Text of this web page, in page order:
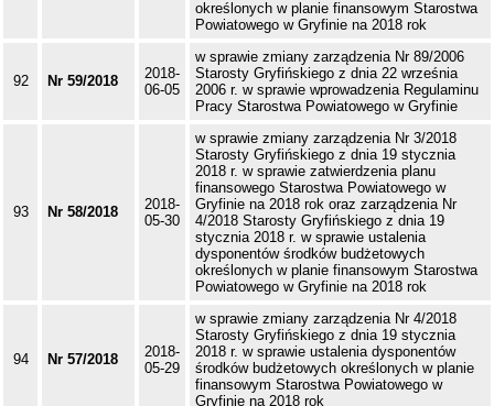
określonych w planie finansowym Starostwa
Powiatowego w Gryfinie na 2018 rok
92 Nr 59/2018
2018-
06-05
w sprawie zmiany zarządzenia Nr 89/2006
Starosty Gryfińskiego z dnia 22 września
2006 r. w sprawie wprowadzenia Regulaminu
Pracy Starostwa Powiatowego w Gryfinie
93 Nr 58/2018
2018-
05-30
w sprawie zmiany zarządzenia Nr 3/2018
Starosty Gryfińskiego z dnia 19 stycznia
2018 r. w sprawie zatwierdzenia planu
finansowego Starostwa Powiatowego w
Gryfinie na 2018 rok oraz zarządzenia Nr
4/2018 Starosty Gryfińskiego z dnia 19
stycznia 2018 r. w sprawie ustalenia
dysponentów środków budżetowych
określonych w planie finansowym Starostwa
Powiatowego w Gryfinie na 2018 rok
94 Nr 57/2018
2018-
05-29
w sprawie zmiany zarządzenia Nr 4/2018
Starosty Gryfińskiego z dnia 19 stycznia
2018 r. w sprawie ustalenia dysponentów
środków budżetowych określonych w planie
finansowym Starostwa Powiatowego w
Gryfinie na 2018 rok